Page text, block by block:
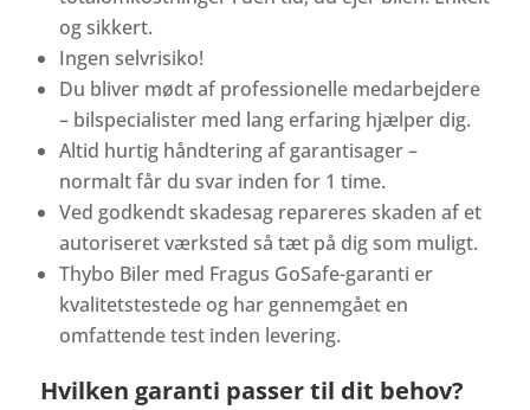
og sikkert.
Ingen selvrisiko!
Du bliver mødt af professionelle medarbejdere
– bilspecialister med lang erfaring hjælper dig.
Altid hurtig håndtering af garantisager –
normalt får du svar inden for 1 time.
Ved godkendt skadesag repareres skaden af et
autoriseret værksted så tæt på dig som muligt.
Thybo Biler med Fragus GoSafe-garanti er
kvalitetstestede og har gennemgået en
omfattende test inden levering.
Hvilken garanti passer til dit behov?